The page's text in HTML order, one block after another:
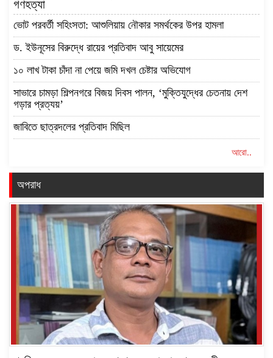
গণহত্যা
ভোট পরবর্তী সহিংসতা: আশুলিয়ায় নৌকার সমর্থকের উপর হামলা
ড. ইউনূসের বিরুদ্ধে রায়ের প্রতিবাদ আবু সায়েমের
১০ লাখ টাকা চাঁদা না পেয়ে জমি দখল চেষ্টার অভিযোগ
সাভারে চামড়া শিল্পনগরে বিজয় দিবস পালন, ‘মুক্তিযুদ্ধের চেতনায় দেশ
গড়ার প্রত্যয়’
জাবিতে ছাত্রদলের প্রতিবাদ মিছিল
আরো..
অপরাধ